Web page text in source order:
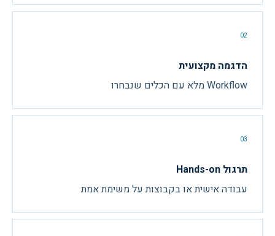
02
הדגמה מקצועית
Workflow מלא עם הכלים שנבחרו
03
תרגול Hands-on
עבודה אישית או בקבוצות על משימת אמת